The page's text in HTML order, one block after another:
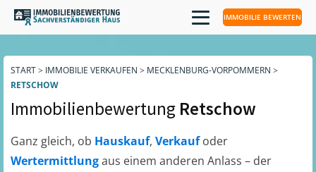
IMMOBILIE BEWERTEN
START> IMMOBILIE VERKAUFEN > MECKLENBURG-VORPOMMERN >
RETSCHOW
Immobilienbewertung Retschow
Ganz gleich, ob Hauskauf, Verkaufoder
Wertermittlungaus einem anderen Anlass – der